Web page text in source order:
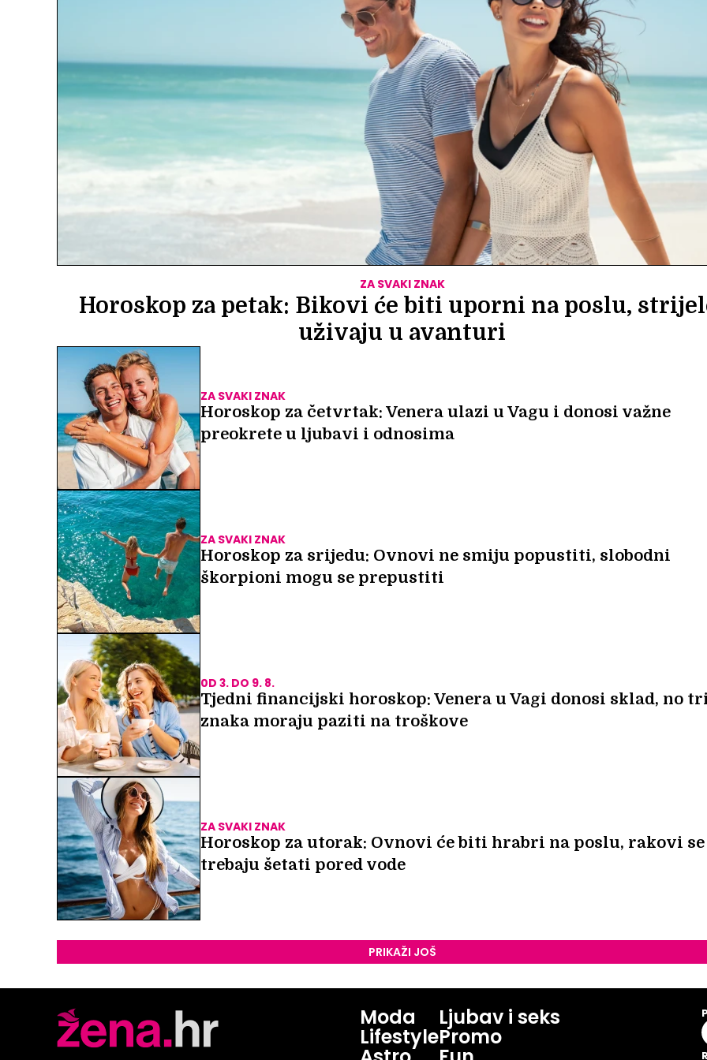
ZA SVAKI ZNAK
Horoskop za petak: Bikovi će biti uporni na poslu,
uživaju u avanturi
ZA SVAKI ZNAK
Horoskop za četvrtak: Venera ulazi u Vagu i donosi važne
preokrete u ljubavi i odnosima
ZA SVAKI ZNAK
Horoskop za srijedu: Ovnovi ne smiju popustiti, slobodni
škorpioni mogu se prepustiti
0D 3. DO 9. 8.
Tjedni financijski horoskop: Venera u Vagi donosi sklad, no
znaka moraju paziti na troškove
ZA SVAKI ZNAK
Horoskop za utorak: Ovnovi će biti hrabri na poslu, rakovi se
trebaju šetati pored vode
PRIKAŽI JOŠ
Moda
Lifestyle
Ljubav i seks
Promo